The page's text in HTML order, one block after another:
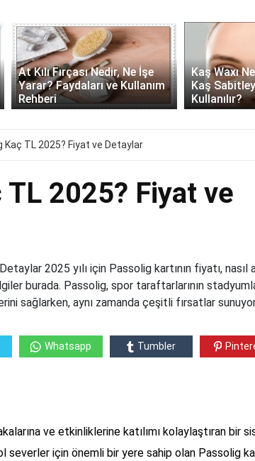
At Kılı Fırçası Nedir, Ne İşe
Yarar? Faydaları ve Kullanım
Rehberi
Kaş Waxı
Kaş
Kullanılır?
Kaç TL 2025? Fiyat ve Detaylar
2025? Fiyat ve
2025 yılı için Passolig kartının fiyatı, nasıl
burada. Passolig, spor taraftarlarının
sağlarken, aynı zamanda çeşitli fırsatlar
Whatsapp Tumbler
ve etkinliklerine katılımı kolaylaştıran bir
severler için önemli bir yere sahip olan Passolig